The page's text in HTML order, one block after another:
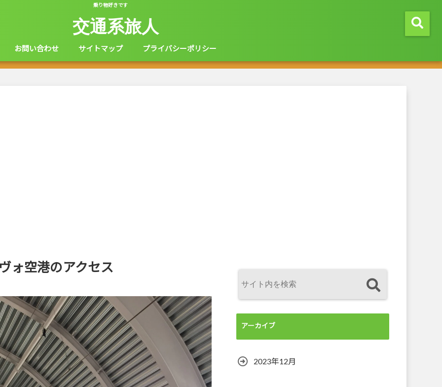
乗り物好きです
交通系旅人
お問い合わせ サイトマップ プライバシーポリシー
ォ空港のアクセス
アーカイブ
2023年12月